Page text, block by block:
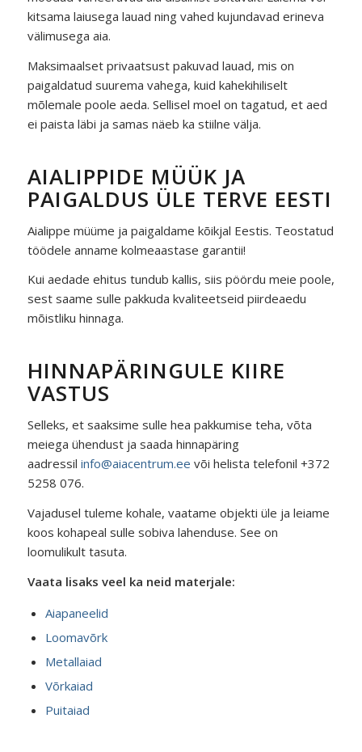
kitsama laiusega lauad ning vahed kujundavad erineva
välimusega aia.
Maksimaalset privaatsust pakuvad lauad, mis on
paigaldatud suurema vahega, kuid kahekihiliselt
mõlemale poole aeda. Sellisel moel on tagatud, et aed
ei paista läbi ja samas näeb ka stiilne välja.
AIALIPPIDE MÜÜK JA
PAIGALDUS ÜLE TERVE EESTI
Aialippe müüme ja paigaldame kõikjal Eestis. Teostatud
töödele anname kolmeaastase garantii!
Kui aedade ehitus tundub kallis, siis pöördu meie poole,
sest saame sulle pakkuda kvaliteetseid piirdeaedu
mõistliku hinnaga.
HINNAPÄRINGULE KIIRE
VASTUS
Selleks, et saaksime sulle hea pakkumise teha, võta
meiega ühendust ja saada hinnapäring
aadressil info@aiacentrum.ee või helista telefonil +372
5258 076.
Vajadusel tuleme kohale, vaatame objekti üle ja leiame
koos kohapeal sulle sobiva lahenduse. See on
loomulikult tasuta.
Vaata lisaks veel ka neid materjale:
Aiapaneelid
Loomavõrk
Metallaiad
Võrkaiad
Puitaiad